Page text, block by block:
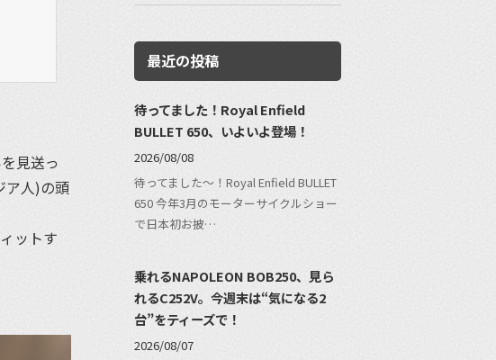
見送っ
ア人)の頭
ットす
最近の投稿
待ってました！Royal Enfield
BULLET 650、いよいよ登場！
2026/08/08
待ってました〜！Royal Enfield BULLET
650 今年3月のモーターサイクルショー
で日本初お披…
乗れるNAPOLEON BOB250、見ら
れるC252V。今週末は“気になる2
台”をティーズで！
2026/08/07